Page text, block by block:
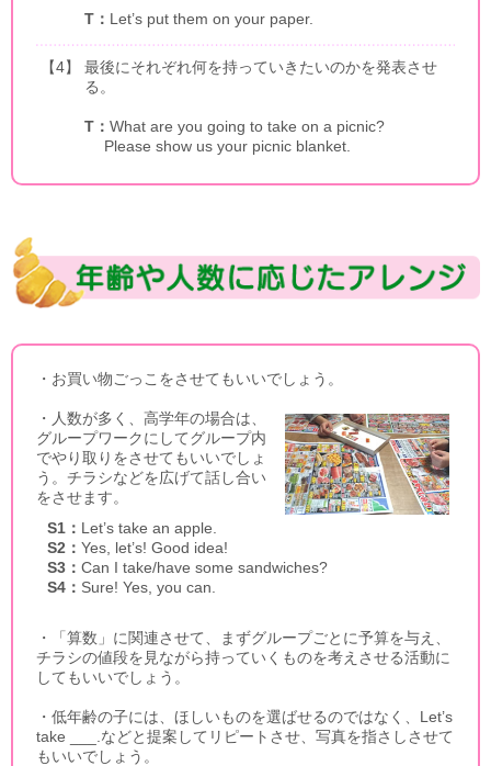
T： Let’s put them on your paper.
【4】
最後にそれぞれ何を持っていきたいのかを発表させ
る。
T： What are you going to take on a picnic?
Please show us your picnic blanket.
・お買い物ごっこをさせてもいいでしょう。
・人数が多く、高学年の場合は、
グループワークにしてグループ内
でやり取りをさせてもいいでしょ
う。チラシなどを広げて話し合い
をさせます。
S1： Let’s take an apple.
S2： Yes, let’s! Good idea!
S3： Can I take/have some sandwiches?
S4： Sure! Yes, you can.
・「算数」に関連させて、まずグループごとに予算を与え、
チラシの値段を見ながら持っていくものを考えさせる活動に
してもいいでしょう。
・低年齢の子には、ほしいものを選ばせるのではなく、Let’s
take ___.などと提案してリピートさせ、写真を指さしさせて
もいいでしょう。